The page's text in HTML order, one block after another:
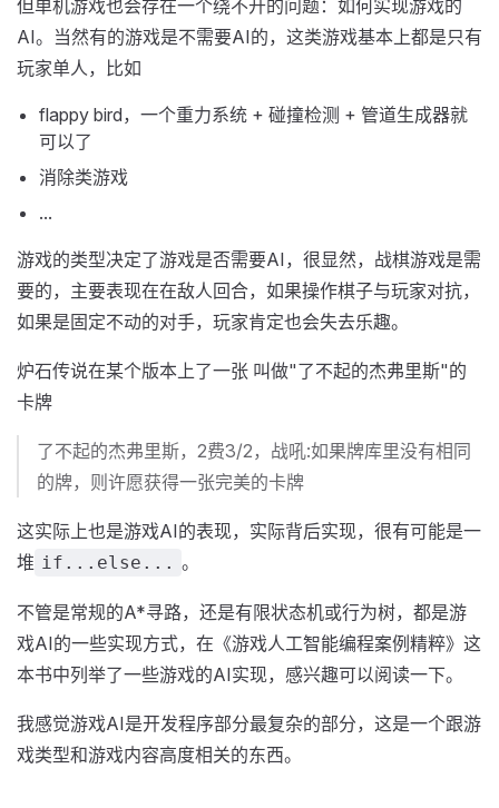
但单机游戏也会存在一个绕不开的问题：如何实现游戏的
AI。当然有的游戏是不需要AI的，这类游戏基本上都是只有
玩家单人，比如
flappy bird，一个重力系统 + 碰撞检测 + 管道生成器就
可以了
消除类游戏
...
游戏的类型决定了游戏是否需要AI，很显然，战棋游戏是需
要的，主要表现在在敌人回合，如果操作棋子与玩家对抗，
如果是固定不动的对手，玩家肯定也会失去乐趣。
炉石传说在某个版本上了一张 叫做"了不起的杰弗里斯"的
卡牌
了不起的杰弗里斯，2费3/2，战吼:如果牌库里没有相同
的牌，则许愿获得一张完美的卡牌
这实际上也是游戏AI的表现，实际背后实现，很有可能是一
堆 if...else... 。
不管是常规的A*寻路，还是有限状态机或行为树，都是游
戏AI的一些实现方式，在《游戏人工智能编程案例精粹》这
本书中列举了一些游戏的AI实现，感兴趣可以阅读一下。
我感觉游戏AI是开发程序部分最复杂的部分，这是一个跟游
戏类型和游戏内容高度相关的东西。